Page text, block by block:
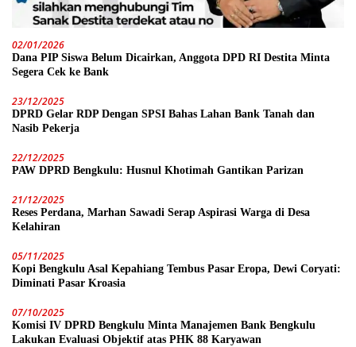
02/01/2026
Dana PIP Siswa Belum Dicairkan, Anggota DPD RI Destita Minta
Segera Cek ke Bank
23/12/2025
DPRD Gelar RDP Dengan SPSI Bahas Lahan Bank Tanah dan
Nasib Pekerja
22/12/2025
PAW DPRD Bengkulu: Husnul Khotimah Gantikan Parizan
21/12/2025
Reses Perdana, Marhan Sawadi Serap Aspirasi Warga di Desa
Kelahiran
05/11/2025
Kopi Bengkulu Asal Kepahiang Tembus Pasar Eropa, Dewi Coryati:
Diminati Pasar Kroasia
07/10/2025
Komisi IV DPRD Bengkulu Minta Manajemen Bank Bengkulu
Lakukan Evaluasi Objektif atas PHK 88 Karyawan